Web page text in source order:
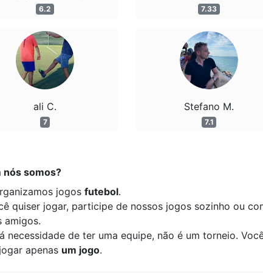
6.2
ali C.
7
7.33
Stefano M.
7.1
nós somos?
jogos futebol.
quiser jogar, participe de nossos jogos sozinho ou
amigos.
necessidade de ter uma equipe, não é um torneio.
apenas um jogo.